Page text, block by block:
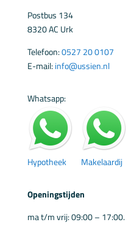
Postbus 134
8320 AC Urk
Telefoon:0527 20 0107
E-mail:info@ussien.nl
Whatsapp:
Hypotheek Makelaardij
Openingstijden
ma t/m vrij: 09:00 – 17:00.